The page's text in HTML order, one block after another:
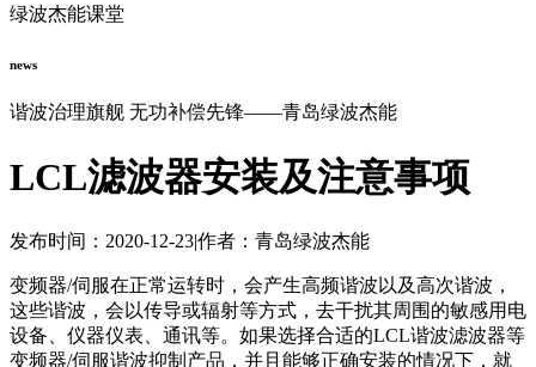
绿波杰能课堂
news
谐波治理旗舰 无功补偿先锋——青岛绿波杰能
LCL滤波器安装及注意事项
发布时间：2020-12-23|作者：青岛绿波杰能
变频器/伺服在正常运转时，会产生高频谐波以及高次谐波，
这些谐波，会以传导或辐射等方式，去干扰其周围的敏感用电
设备、仪器仪表、通讯等。如果选择合适的LCL谐波滤波器等
变频器/伺服谐波抑制产品，并且能够正确安装的情况下，就